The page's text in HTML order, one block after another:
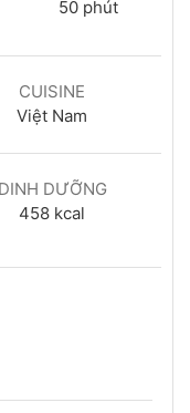
50 phút
CUISINE
Việt Nam
DINH DƯỠNG
458 kcal